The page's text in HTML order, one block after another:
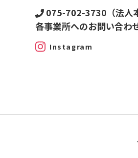
075-702-3730（法人
各事業所へのお問い合わ
Instagram